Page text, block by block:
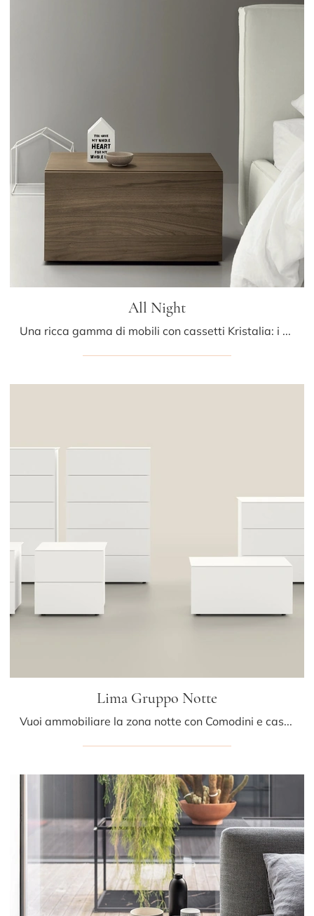
All Night
Una ricca gamma di mobili con cassetti Kristalia: i comodini moderni in legno, come All Night, sono tra le soluzioni più belle.
Lima Gruppo Notte
Vuoi ammobiliare la zona notte con Comodini e cassettiere di Kristalia? Eccoti il modello Lima Gruppo Notte in laccato opaco per spazi moderni.